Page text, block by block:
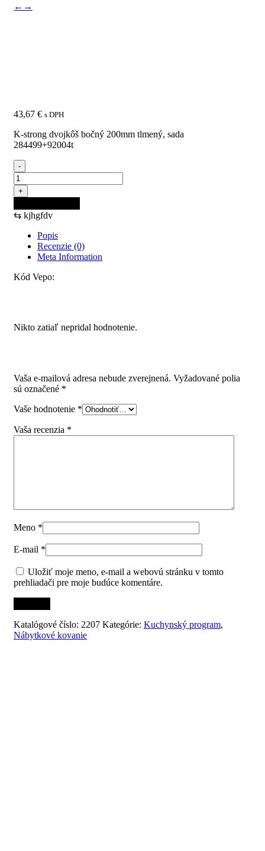
← →
43,67 € s DPH
K-strong dvojkôš bočný 200mm tlmený, sada
284499+92004t
-
množstvo
K-
STRONG
dvojkôš
bočný
200mm
tlmený,
sada
284499+92004T
+
⇆ kjhgfdv
Popis
Recenzie (0)
Meta Information
Kód Vepo:
Nikto zatiaľ nepridal hodnotenie.
Vaša e-mailová adresa nebude zverejnená. Vyžadované polia
sú označené *
Vaše hodnotenie *
Vaša recenzia *
Meno *
E-mail *
Uložiť moje meno, e-mail a webovú stránku v tomto
prehliadači pre moje budúce komentáre.
Katalógové číslo: 2207 Kategórie: Kuchynský program,
Nábytkové kovanie